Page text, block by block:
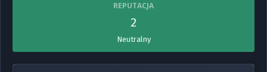
REPUTACJA
2
Neutralny